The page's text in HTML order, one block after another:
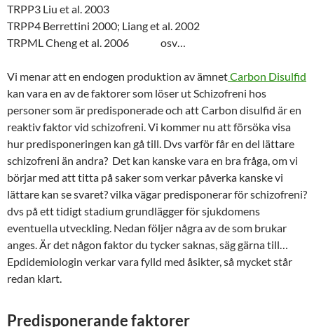
TRPP3 Liu et al. 2003
TRPP4 Berrettini 2000; Liang et al. 2002
TRPML Cheng et al. 2006 osv…
Vi menar att en endogen produktion av ämnetCarbon Disulfid
kan vara en av de faktorer som löser ut Schizofreni hos
personer som är predisponerade och att Carbon disulfid är en
reaktiv faktor vid schizofreni. Vi kommer nu att försöka visa
hur predisponeringen kan gå till. Dvs varför får en del lättare
schizofreni än andra? Det kan kanske vara en bra fråga, om vi
börjar med att titta på saker som verkar påverka kanske vi
lättare kan se svaret? vilka vägar predisponerar för schizofreni?
dvs på ett tidigt stadium grundlägger för sjukdomens
eventuella utveckling. Nedan följer några av de som brukar
anges. Är det någon faktor du tycker saknas, säg gärna till…
Epdidemiologin verkar vara fylld med åsikter, så mycket står
redan klart.
Predisponerande faktorer